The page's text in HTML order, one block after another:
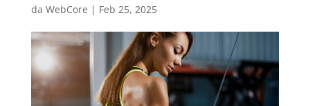
da WebCore | Feb 25, 2025